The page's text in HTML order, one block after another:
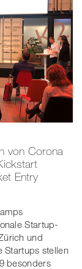
von Corona
Entry
Startup-
und
Startups stellen
besonders